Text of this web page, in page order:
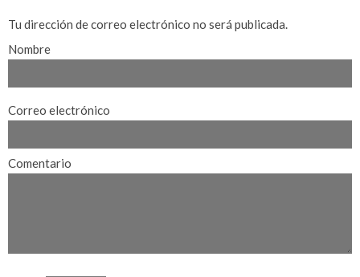
Tu dirección de correo electrónico no será publicada.
Nombre
Correo electrónico
Comentario